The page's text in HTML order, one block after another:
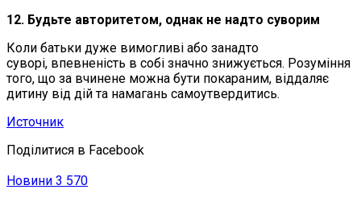
12. Будьте авторитетом, однак не надто суворим
Коли батьки дуже вимогливі або занадто
суворі, впевненість в собі значно знижується. Розуміння
того, що за вчинене можна бути покараним, віддаляє
дитину від дій та намагань самоутвердитись.
Источник
Поділитися в Facebook
Новини 3 570